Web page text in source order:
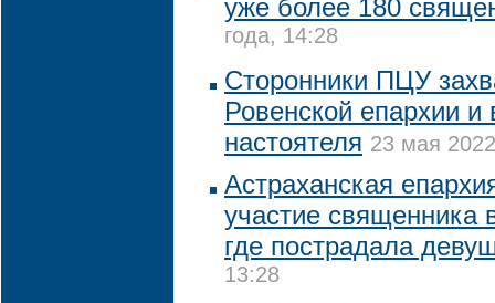
уже более 180
года, 14:28
Сторонники ПЦУ
Ровенской епархии
настоятеля 23 мая
Астраханская
участие священника
где пострадала
13:28